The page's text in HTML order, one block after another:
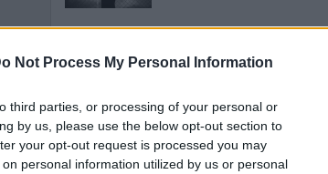
Not Process My Personal Information
third parties, or processing of your personal or
by us, please use the below opt-out section to
your opt-out request is processed you may
personal information utilized by us or personal
Stöd Kriminalvårdsmagasinets bevakning av
Kriminalvården